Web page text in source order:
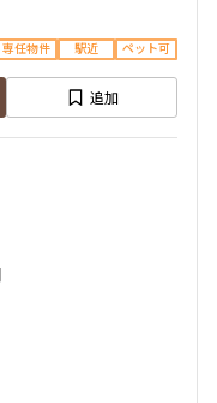
専任物件 駅近 ペット可
追加